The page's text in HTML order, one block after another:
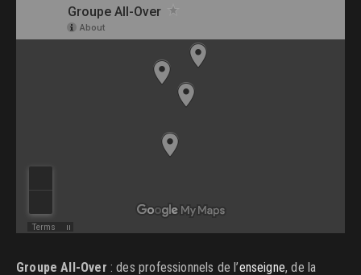
Groupe All-Over : des professionnels de l’enseigne, de la